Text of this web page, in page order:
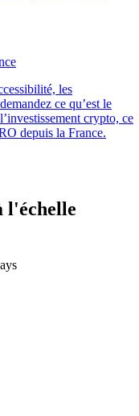
les
ce qu’est le
crypto, ce
depuis la France.
l'échelle